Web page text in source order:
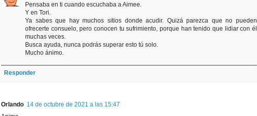
Pensaba en ti cuando escuchaba a Aimee.
Y en Tori.
Ya sabes que hay muchos sitios donde acudir. Quizá parezca que no pueden
ofrecerte consuelo, pero conocen tu sufrimiento, porque han tenido que lidiar con él
muchas veces.
Busca ayuda, nunca podrás superar esto tú solo.
Mucho ánimo.
Responder
Orlando 14 de octubre de 2021 a las 15:47